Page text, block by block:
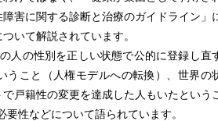
害に関する診断と治療のガイドライン」
いて解説されています。
人の性別を正しい状態で公的に登録し直
うこと（人権モデルへの転換）、世界の
戸籍性の変更を達成した人もいたという
性などについて語られています。